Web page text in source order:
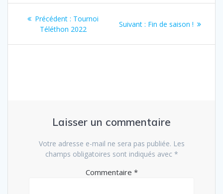
Navigation
Précédent : Article
précédent
Tournoi
Téléthon 2022
Suivant : Article
:
Fin de saison !
Laisser un commentaire
Votre adresse e-mail ne sera pas publiée. Les
champs obligatoires sont indiqués avec *
Commentaire *